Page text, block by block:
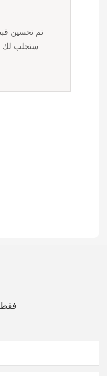
تم تحسين
ستجلب لك
فقط